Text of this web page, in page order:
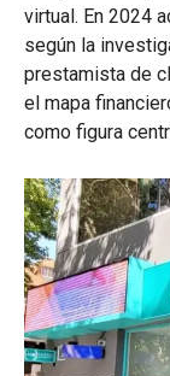
virtual. En 2024
según la
prestamista de
el mapa
como figura